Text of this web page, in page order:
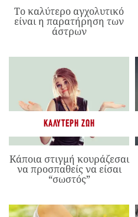
Το καλύτερο αγχολυτικό
είναι η παρατήρηση των
άστρων
ΚΑΛΎΤΕΡΗ ΖΩΉ
Κάποια στιγμή κουράζεσαι
να προσπαθείς να είσαι
“σωστός”